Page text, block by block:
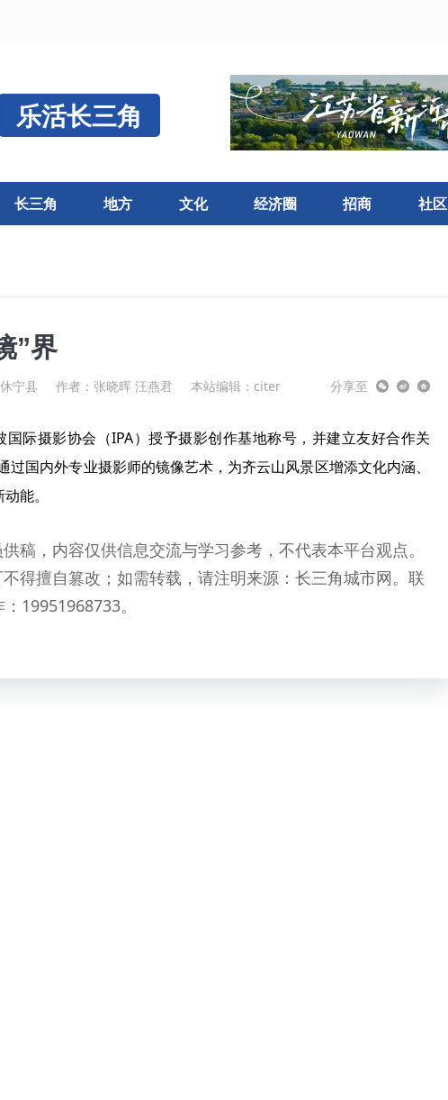
乐活长三角
长三角 地方 文化 经济圈 招商 社区
”界
休宁县 作者：张晓晖 汪燕君 本站编辑：citer 分享至
际摄影协会（IPA）授予摄影创作基地称号，并建立友好合作关
过国内外专业摄影师的镜像艺术，为齐云山风景区增添文化内涵、
能。
稿，内容仅供信息交流与学习参考，不代表本平台观点。
得擅自篡改；如需转载，请注明来源：长三角城市网。联
19951968733。